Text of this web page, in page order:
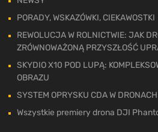
PORADY, WSKAZÓWKI, CIEKAWOSTKI
REWOLUCJA W ROLNICTWIE: JAK
ZRÓWNOWAŻONĄ PRZYSZŁOŚĆ
SKYDIO X10 POD LUPĄ:
OBRAZU
SYSTEM OPRYSKU CDA W
Wszystkie premiery drona DJI